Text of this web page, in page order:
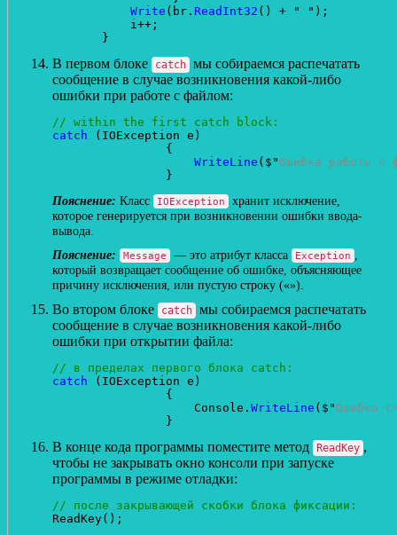
Write (br. ReadInt32 () + " ");
           i++;
В первом блоке catch мы собираемся распечатать
сообщение в случае возникновения какой-либо
ошибки при работе с файлом:
// within the first catch block:
catch (IOException e)
                {
WriteLine ($"Ошибка работы с
Класс IOException
хранит исключение,
которое генерируется при возникновении ошибки ввода-
вывода.
Message — это атрибут класса Exception
который возвращает сообщение об ошибке, объясняющее
причину исключения, или пустую строку («»).
Во втором блоке catch мы собираемся распечатать
сообщение в случае возникновения какой-либо
ошибки при открытии файла:
// в пределах первого блока catch:
catch (IOException e)
                {
                    Console.
WriteLine ($"Ошибка
В конце кода программы поместите метод ReadKey ,
чтобы не закрывать окно консоли при запуске
программы в режиме отладки:
// после закрывающей скобки блока фиксации: